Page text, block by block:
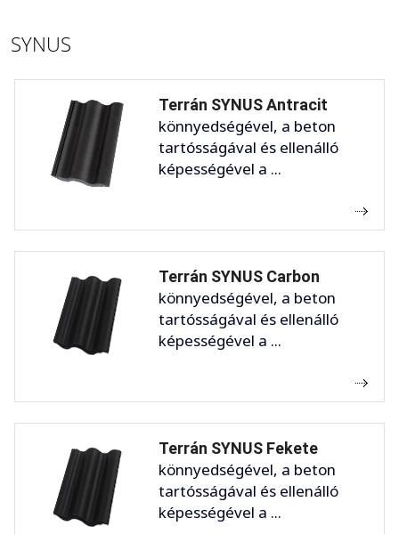
SYNUS
Terrán SYNUS Antracit
könnyedségével, a beton
tartósságával és ellenálló
képességével a ...
Terrán SYNUS Carbon
könnyedségével, a beton
tartósságával és ellenálló
képességével a ...
Terrán SYNUS Fekete
könnyedségével, a beton
tartósságával és ellenálló
képességével a ...